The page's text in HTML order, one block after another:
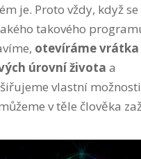
je. Proto vždy, když se
takového
otevíráme vrátka
úrovní života a
vlastní
v těle člověka